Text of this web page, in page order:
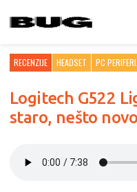
RECENZIJE HEADSET PC
Logitech G522
staro, nešto novo